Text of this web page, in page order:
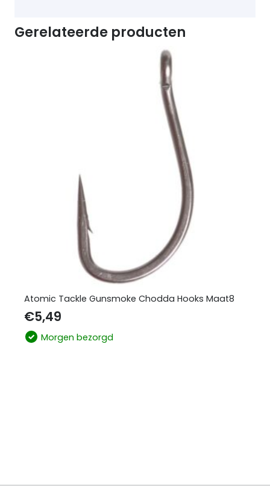
Gerelateerde producten
Atomic Tackle Gunsmoke Chodda Hooks Maat8
€5,49
Morgen bezorgd